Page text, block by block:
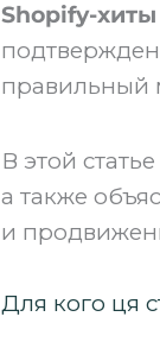
Shopify-
правильный
В этой
а также
и
Для кого ця